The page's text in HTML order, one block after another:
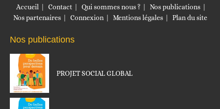
Accueil Contact Qui sommes nous ?
Nos publications
Nos partenaires
Connexion Mentions légales Plan du site
Nos publications
PROJET SOCIAL GLOBAL